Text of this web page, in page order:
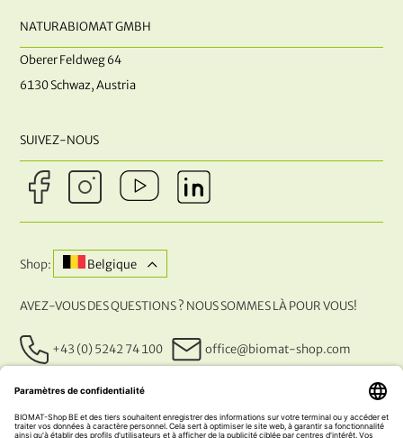
NATURABIOMAT GMBH
Oberer Feldweg 64
6130 Schwaz, Austria
SUIVEZ-NOUS
Shop: Belgique
AVEZ-VOUS DES QUESTIONS ? NOUS SOMMES LÀ POUR VOUS!
+43 (0) 5242 74 100 office@biomat-shop.com
NOS MÉTHODES DE PAIEMENT